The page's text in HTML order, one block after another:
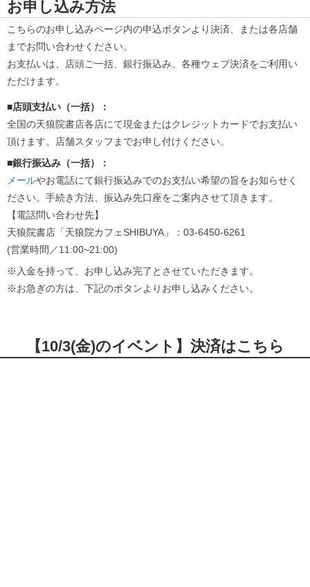
お申し込み方法
こちらのお申し込みページ内の申込ボタンより決済、または各店舗
までお問い合わせください。
お支払いは、店頭ご一括、銀行振込み、各種ウェブ決済をご利用い
ただけます。
■店頭支払い（一括）：
全国の天狼院書店各店にて現金またはクレジットカードでお支払い
頂けます。店舗スタッフまでお申し付けください。
■銀行振込み（一括）：
メールやお電話にて銀行振込みでのお支払い希望の旨をお知らせく
ださい。手続き方法、振込み先口座をご案内させて頂きます。
【電話問い合わせ先】
天狼院書店「天狼院カフェSHIBUYA」：03-6450-6261
(営業時間／11:00~21:00)
※入金を持って、お申し込み完了とさせていただきます。
※お急ぎの方は、下記のボタンよりお申し込みください。
【10/3(金)のイベント】決済はこちら